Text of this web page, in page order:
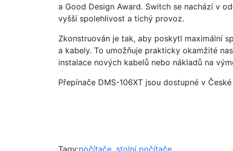
a Good Design Award. Switch se nachází v
vyšší spolehlivost a tichý provoz.
Zkonstruován je tak, aby poskytl maximální
a kabely. To umožňuje prakticky okamžité
instalace nových kabelů nebo nákladů na
Přepínače DMS-106XT jsou dostupné v
Tagy:počítače, stolní počítače